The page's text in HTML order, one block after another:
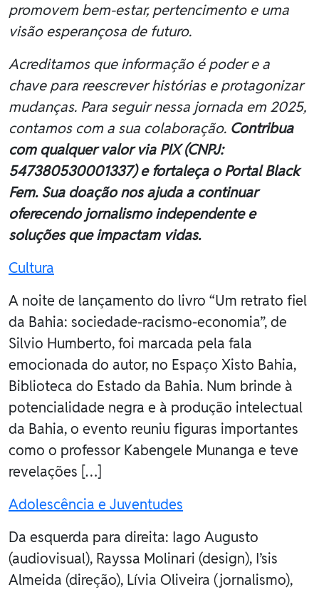
promovem bem-estar, pertencimento e uma
visão esperançosa de futuro.
Acreditamos que informação é poder e a
chave para reescrever histórias e protagonizar
mudanças. Para seguir nessa jornada em 2025,
contamos com a sua colaboração. Contribua
com qualquer valor via PIX (CNPJ:
547380530001337) e fortaleça o Portal Black
Fem. Sua doação nos ajuda a continuar
oferecendo jornalismo independente e
soluções que impactam vidas.
Cultura
A noite de lançamento do livro “Um retrato fiel
da Bahia: sociedade-racismo-economia”, de
Silvio Humberto, foi marcada pela fala
emocionada do autor, no Espaço Xisto Bahia,
Biblioteca do Estado da Bahia. Num brinde à
potencialidade negra e à produção intelectual
da Bahia, o evento reuniu figuras importantes
como o professor Kabengele Munanga e teve
revelações […]
Adolescência e Juventudes
Da esquerda para direita: Iago Augusto
(audiovisual), Rayssa Molinari (design), I’sis
Almeida (direção), Lívia Oliveira (jornalismo),